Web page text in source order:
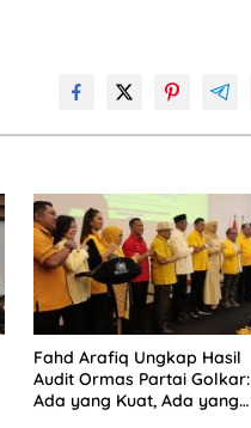
Fahd Arafiq Ungkap Hasil
Audit Ormas Partai Golkar:
Ada yang Kuat, Ada yang